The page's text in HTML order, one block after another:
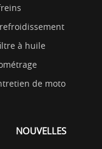
à huile
de moto
NOUVELLES